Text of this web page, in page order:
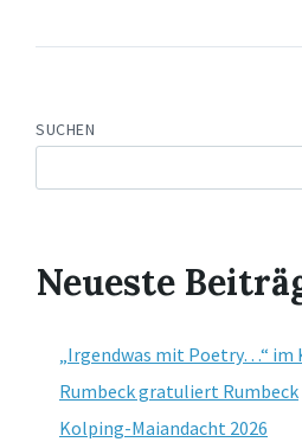
SUCHEN
Neueste
„Irgendwas mit Poetry…“ im
Rumbeck gratuliert Rumbeck
Kolping-Maiandacht 2026